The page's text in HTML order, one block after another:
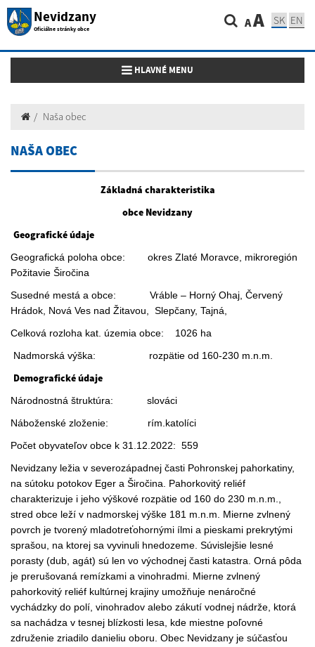
Nevidzany
Oficiálne stránky obce AA SK EN
Toggle navigation
HLAVNÉ MENU
Naša obec
NAŠA OBEC
Základná charakteristika
obce Nevidzany
Geografické údaje
Geografická poloha obce: okres Zlaté Moravce, mikroregión
Požitavie Širočina
Susedné mestá a obce: Vráble – Horný Ohaj, Červený
Hrádok, Nová Ves nad Žitavou, Slepčany, Tajná,
Celková rozloha kat. územia obce: 1026 ha
Nadmorská výška: rozpätie od 160-230 m.n.m.
Demografické údaje
Národnostná štruktúra: slováci
Náboženské zloženie: rím.katolíci
Počet obyvateľov obce k 31.12.2022: 559
Nevidzany ležia v severozápadnej časti Pohronskej pahorkatiny,
na sútoku potokov Eger a Širočina. Pahorkovitý reliéf
charakterizuje i jeho výškové rozpätie od 160 do 230 m.n.m.,
stred obce leží v nadmorskej výške 181 m.n.m. Mierne zvlnený
povrch je tvorený mladotreťohornými ílmi a pieskami prekrytými
sprašou, na ktorej sa vyvinuli hnedozeme. Súvislejšie lesné
porasty (dub, agát) sú len vo východnej časti katastra. Orná pôda
je prerušovaná remízkami a vinohradmi. Mierne zvlnený
pahorkovitý reliéf kultúrnej krajiny umožňuje nenáročné
vychádzky do polí, vinohradov alebo zákutí vodnej nádrže, ktorá
sa nachádza v tesnej blízkosti lesa, kde miestne poľovné
združenie zriadilo danieliu oboru. Obec Nevidzany je súčasťou